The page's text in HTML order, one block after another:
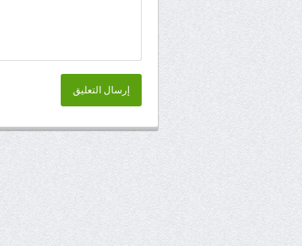
إرسال التعليق